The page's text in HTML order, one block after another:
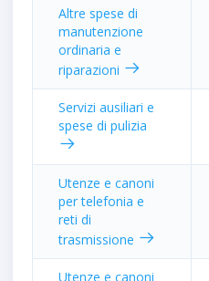
Altre spese di
manutenzione
ordinaria e
riparazioni
Servizi ausiliari e
spese di pulizia
Utenze e canoni
per telefonia e
reti di
trasmissione
Utenze e canoni